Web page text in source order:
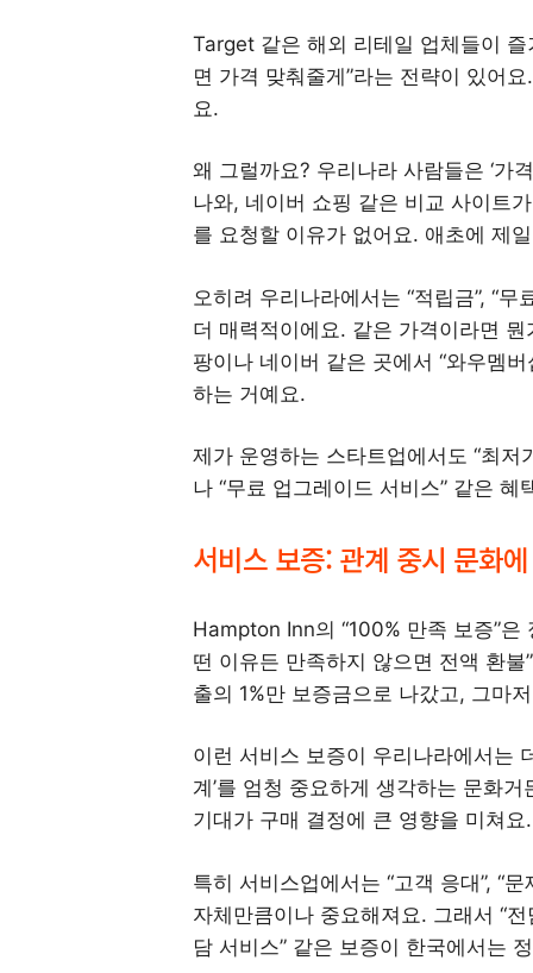
Target 같은 해외 리테일 업체들이
면 가격 맞춰줄게”라는 전략이 있어
요.
왜 그럴까요? 우리나라 사람들은 ‘가
나와, 네이버 쇼핑 같은 비교 사이트
를 요청할 이유가 없어요. 애초에 제
오히려 우리나라에서는 “적립금”, “
더 매력적이에요. 같은 가격이라면
팡이나 네이버 같은 곳에서 “와우멤
하는 거예요.
제가 운영하는 스타트업에서도 “최저
나 “무료 업그레이드 서비스” 같은
서비스 보증: 관계 중시 문화
Hampton Inn의 “100% 만족 보증”
떤 이유든 만족하지 않으면 전액 환
출의 1%만 보증금으로 나갔고, 그마
이런 서비스 보증이 우리나라에서는
계’를 엄청 중요하게 생각하는 문화
기대가 구매 결정에 큰 영향을 미쳐요.
특히 서비스업에서는 “고객 응대”, “
자체만큼이나 중요해져요. 그래서 “
담 서비스” 같은 보증이 한국에서는